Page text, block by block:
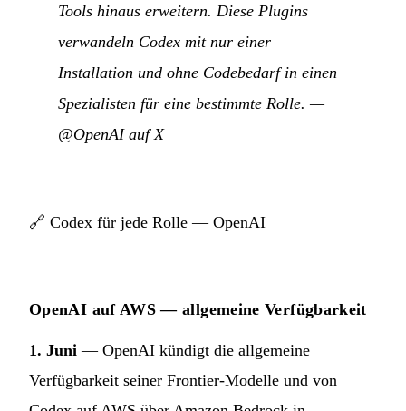
Tools hinaus erweitern. Diese Plugins
verwandeln Codex mit nur einer
Installation und ohne Codebedarf in einen
Spezialisten für eine bestimmte Rolle. —
@OpenAI auf X
🔗 Codex für jede Rolle — OpenAI
OpenAI auf AWS — allgemeine Verfügbarkeit
1. Juni — OpenAI kündigt die allgemeine
Verfügbarkeit seiner Frontier-Modelle und von